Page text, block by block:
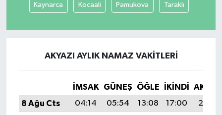
Kaynarca Kocaali Pamukova Taraklı
AKYAZI AYLIK NAMAZ VAKITLERI
İMSAK GÜNEŞ ÖĞLE İKINDI
8 Ağu Cts
04:14 05:54 13:08 17:00
20:13